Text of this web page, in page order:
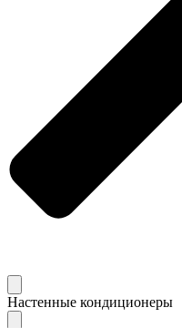
Настенные кондиционеры